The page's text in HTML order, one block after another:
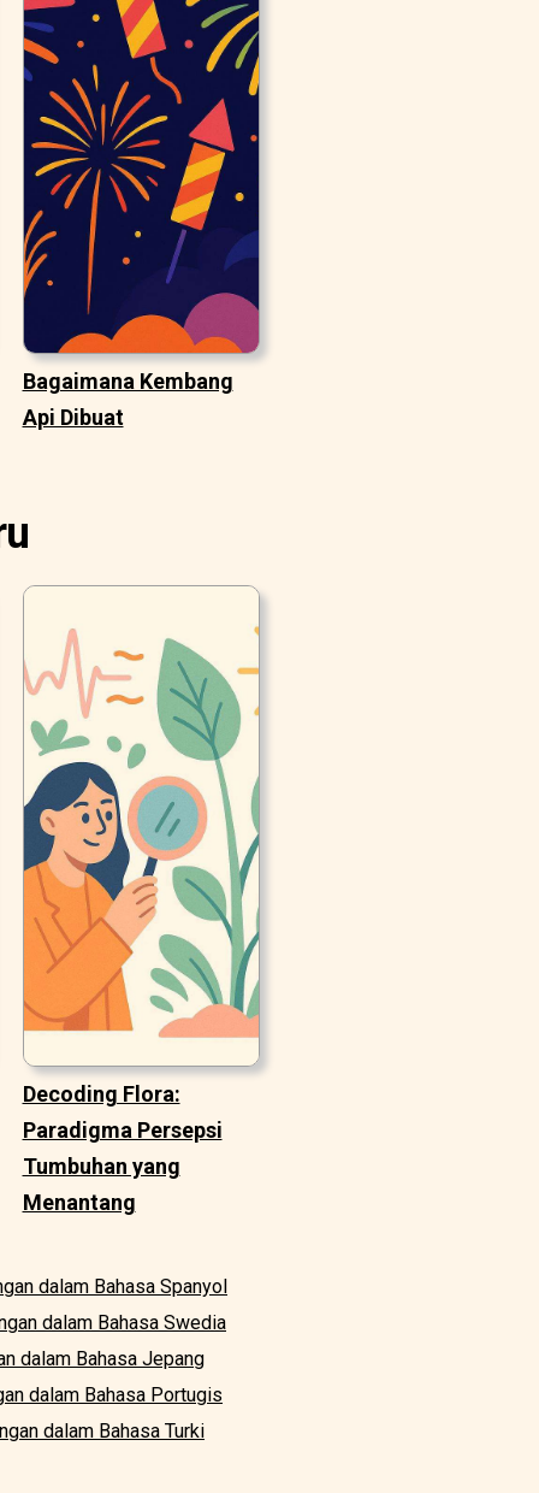
Bagaimana Kembang
Api Dibuat
Decoding Flora:
Paradigma Persepsi
Tumbuhan yang
Menantang
dalam Bahasa Spanyol
dalam Bahasa Swedia
dalam Bahasa Jepang
dalam Bahasa Portugis
dalam Bahasa Turki